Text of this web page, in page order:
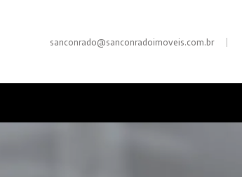
sanconrado@sanconradoimoveis.com.br |